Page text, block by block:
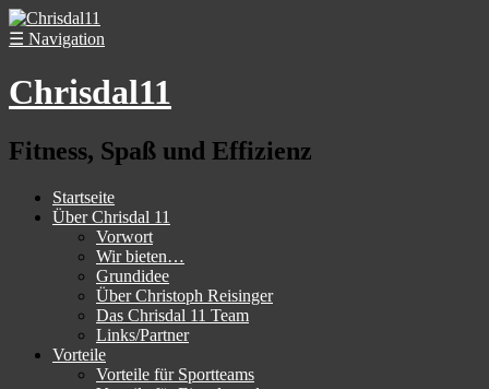
☰ Navigation
Chrisdal11
Fitness, Spaß und Effizienz
Startseite
Über Chrisdal 11
Vorwort
Wir bieten…
Grundidee
Über Christoph Reisinger
Das Chrisdal 11 Team
Links/Partner
Vorteile
Vorteile für Sportteams